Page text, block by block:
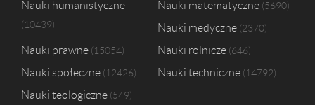
Nauki humanistyczne
10439
Nauki matematyczne 5690
Nauki medyczne 2370
Nauki prawne 15054 Nauki rolnicze 646
Nauki społeczne 12426 Nauki techniczne 14792
Nauki teologiczne 549